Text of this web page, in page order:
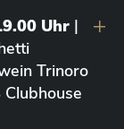
Uhr |
Trinoro